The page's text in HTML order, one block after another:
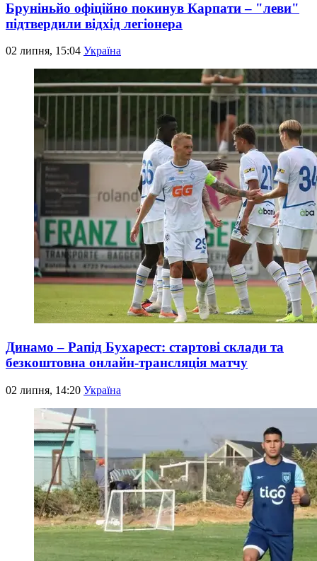
Бруніньйо офіційно покинув Карпати – "леви"
підтвердили відхід легіонера
02 липня, 15:04 Україна
Динамо – Рапід Бухарест: стартові склади та
безкоштовна онлайн-трансляція матчу
02 липня, 14:20 Україна